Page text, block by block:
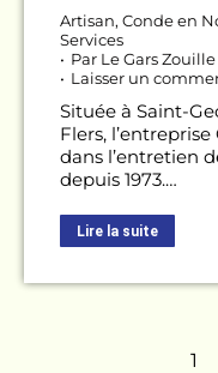
Artisan, Conde en
Services
Par Le Gars Zouille
Laisser un
Située à Saint-
Flers,
dans l’entretien
depuis 1973.…
Lire la suite
1